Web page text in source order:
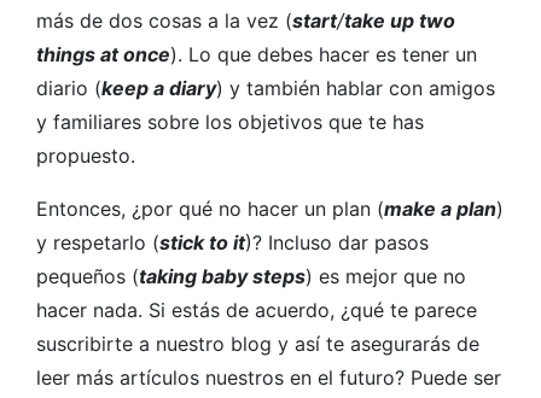
más de dos cosas a la vez (start/take up two
things at once). Lo que debes hacer es tener un
diario (keep a diary) y también hablar con amigos
y familiares sobre los objetivos que te has
propuesto.
Entonces, ¿por qué no hacer un plan (make a plan)
y respetarlo (stick to it)? Incluso dar pasos
pequeños (taking baby steps) es mejor que no
hacer nada. Si estás de acuerdo, ¿qué te parece
suscribirte a nuestro blog y así te asegurarás de
leer más artículos nuestros en el futuro? Puede ser